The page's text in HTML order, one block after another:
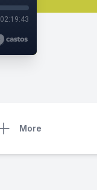
02:19:43
More